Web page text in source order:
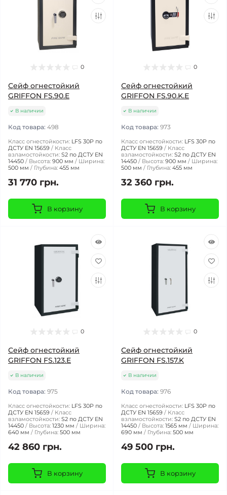
0
Сейф огнестойкий
GRIFFON FS.90.E
В наличии
Код товара: 498
Класс огнестойкости: LFS 30P по
ДСТУ EN 15659
Класс
взламостойкости: S2 по ДСТУ EN
14450
Высота: 900 мм
Ширина:
500 мм
Глубина: 455 мм
31 770 грн.
В корзину
0
Сейф огнестойкий
GRIFFON FS.90.K.E
В наличии
Код товара: 973
Класс огнестойкости: LFS 30P по
ДСТУ EN 15659
Класс
взламостойкости: S2 по ДСТУ EN
14450
Высота: 900 мм
Ширина:
500 мм
Глубина: 455 мм
32 360 грн.
В корзину
0
Сейф огнестойкий
GRIFFON FS.123.E
В наличии
Код товара: 975
Класс огнестойкости: LFS 30P по
ДСТУ EN 15659
Класс
взламостойкости: S2 по ДСТУ EN
14450
Высота: 1230 мм
Ширина:
640 мм
Глубина: 500 мм
42 860 грн.
В корзину
0
Сейф огнестойкий
GRIFFON FS.157.K
В наличии
Код товара: 976
Класс огнестойкости: LFS 30P по
ДСТУ EN 15659
Класс
взламостойкости: S2 по ДСТУ EN
14450
Высота: 1565 мм
Ширина:
690 мм
Глубина: 500 мм
49 500 грн.
В корзину